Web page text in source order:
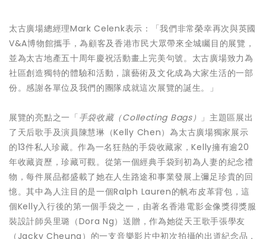
太古廣場總經理Mark Celenk表示：「我們非常榮幸再次與英國
V&A博物館攜手，為顧客及香港市民大眾帶來全城矚目的展覽，
並為太古地產五十周年慶祝活動畫上完美句號。太古廣場致力為
社區創造獨特的體驗和活動，讓藝術及文化成為大家生活的一部
份。感謝各單位及我們的團隊成就這次展覽的誕生。」
展覽的亮點之一「手袋收藏（Collecting Bags） 」主題區展出
了天后歌手及演員陳慧琳（Kelly Chen）為太古廣場獨家展示
的13件私人珍藏。作為一名狂熱的手袋收藏家，Kelly擁有逾20
年收藏資歷，珍藏可觀。從第一個經典手袋到初為人妻的紀念禮
物，每件展品都盛載了她在人生路途和事業發展上彌足珍貴的回
憶。其中為人注目的是一個Ralph Lauren的帆布皮革背包，這
個Kelly入行後的第一個手袋之一，由著名香港電影金像獎得獎服
裝設計師吳里璐（Dora Ng）送贈，作為她從天王歌手張學友
（Jacky Cheung）的一支音樂影片中初次拍攝的出道紀念品，